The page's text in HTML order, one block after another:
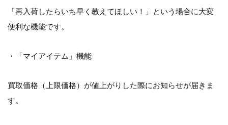
「再入荷したらいち早く教えてほしい！」という場合に大変
便利な機能です。
・「マイアイテム」機能
買取価格（上限価格）が値上がりした際にお知らせが届きま
す。